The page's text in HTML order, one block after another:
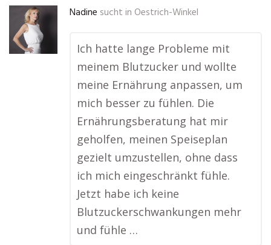
Nadine sucht in Oestrich-Winkel
Ich hatte lange Probleme mit
meinem Blutzucker und wollte
meine Ernährung anpassen, um
mich besser zu fühlen. Die
Ernährungsberatung hat mir
geholfen, meinen Speiseplan
gezielt umzustellen, ohne dass
ich mich eingeschränkt fühle.
Jetzt habe ich keine
Blutzuckerschwankungen mehr
und fühle …